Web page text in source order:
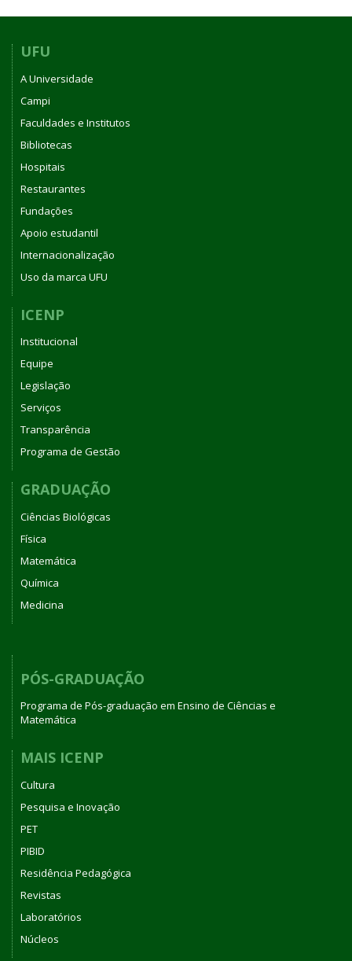
UFU
A Universidade
Campi
Faculdades e Institutos
Bibliotecas
Hospitais
Restaurantes
Fundações
Apoio estudantil
Internacionalização
Uso da marca UFU
ICENP
Institucional
Equipe
Legislação
Serviços
Transparência
Programa de Gestão
GRADUAÇÃO
Ciências Biológicas
Física
Matemática
Química
Medicina
PÓS-GRADUAÇÃO
Programa de Pós-graduação em Ensino de Ciências e
Matemática
MAIS ICENP
Cultura
Pesquisa e Inovação
PET
PIBID
Residência Pedagógica
Revistas
Laboratórios
Núcleos